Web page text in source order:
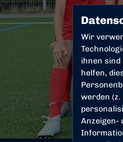
Wir
ihnen
helfen,
werden (z.
Anzeigen-